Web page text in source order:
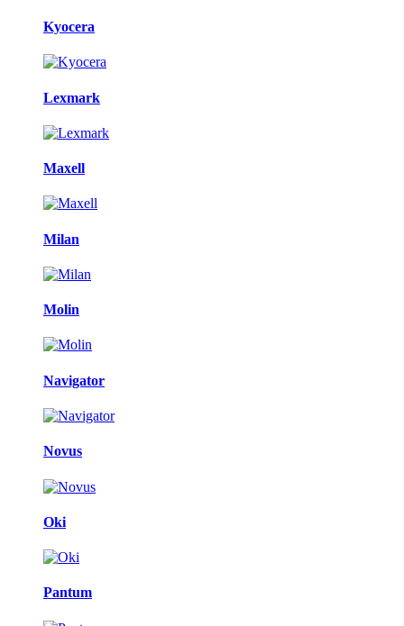
Kyocera
Lexmark
Maxell
Milan
Molin
Navigator
Novus
Oki
Pantum